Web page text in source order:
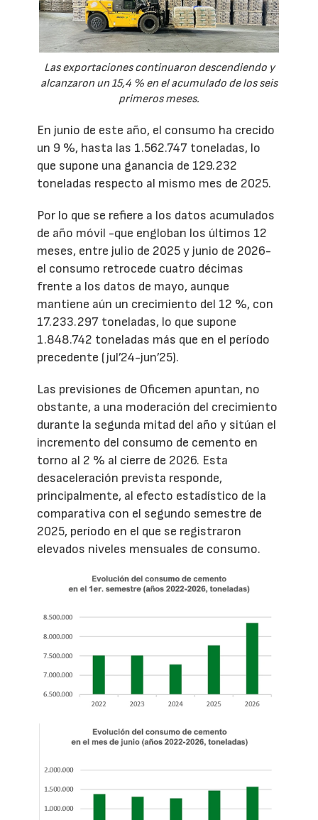
Las exportaciones continuaron descendiendo y
alcanzaron un 15,4 % en el acumulado de los seis
primeros meses.
En junio de este año, el consumo ha crecido
un 9 %, hasta las 1.562.747 toneladas, lo
que supone una ganancia de 129.232
toneladas respecto al mismo mes de 2025.
Por lo que se refiere a los datos acumulados
de año móvil -que engloban los últimos 12
meses, entre julio de 2025 y junio de 2026-
el consumo retrocede cuatro décimas
frente a los datos de mayo, aunque
mantiene aún un crecimiento del 12 %, con
17.233.297 toneladas, lo que supone
1.848.742 toneladas más que en el período
precedente (jul’24-jun’25).
Las previsiones de Oficemen apuntan, no
obstante, a una moderación del crecimiento
durante la segunda mitad del año y sitúan el
incremento del consumo de cemento en
torno al 2 % al cierre de 2026. Esta
desaceleración prevista responde,
principalmente, al efecto estadístico de la
comparativa con el segundo semestre de
2025, período en el que se registraron
elevados niveles mensuales de consumo.